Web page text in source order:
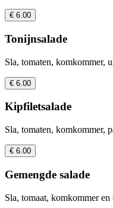
€ 6.00
Tonijnsalade
Sla, tomaten, komkommer,
€ 6.00
Kipfiletsalade
Sla, tomaten, komkommer,
€ 6.00
Gemengde salade
Sla, tomaat, komkommer en